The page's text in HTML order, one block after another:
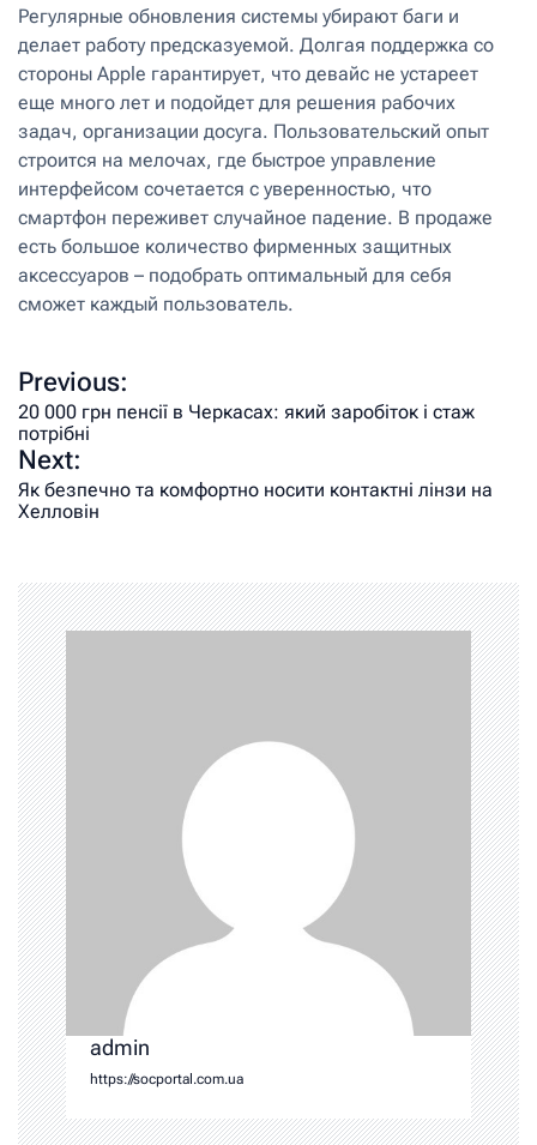
Регулярные обновления системы убирают баги и
делает работу предсказуемой. Долгая поддержка со
стороны Apple гарантирует, что девайс не устареет
еще много лет и подойдет для решения рабочих
задач, организации досуга. Пользовательский опыт
строится на мелочах, где быстрое управление
интерфейсом сочетается с уверенностью, что
смартфон переживет случайное падение. В продаже
есть большое количество фирменных защитных
аксессуаров – подобрать оптимальный для себя
сможет каждый пользователь.
Previous:
20 000 грн пенсії в Черкасах: який заробіток і стаж
потрібні
Next:
Як безпечно та комфортно носити контактні лінзи на
Хелловін
admin
https://socportal.com.ua